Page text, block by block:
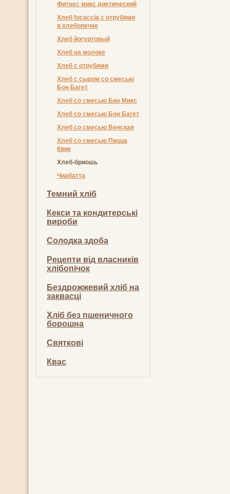
Фитнес микс диетический
Хлеб focaccia с отрубями
в хлебопечке
Хлеб йогуртовый
Хлеб на молоке
Хлеб с отрубями
Хлеб с сыром со смесью
Бон Багет
Хлеб со смесью Био Микс
Хлеб со смесью Бон Багет
Хлеб со смесью Венская
Хлеб со смесью Пицца
Квик
Хлеб-бриошь
Чиабатта
Темний хліб
Кекси та кондитерські
вироби
Солодка здоба
Рецепти від власників
хлібопічок
Бездрожжевий хліб на
заквасці
Хліб без пшеничного
борошна
Святкові
Квас